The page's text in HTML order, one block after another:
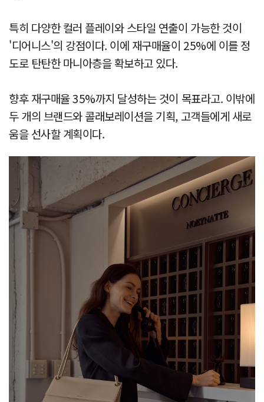
특히 다양한 컬러 플레이와 스타일 연출이 가능한 것이
'디어니스'의 강점이다. 이에 재구매율이 25%에 이를 정
도로 탄탄한 마니아층을 확보하고 있다.
향후 재구매율 35%까지 달성하는 것이 목표라고. 이밖에
두 개의 브랜드와 콜래보레이션을 기획, 고객들에게 새로
움을 선사할 계획이다.